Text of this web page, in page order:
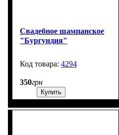
Свадебное шампанское
"Бургундия"
4294
350грн
Купить